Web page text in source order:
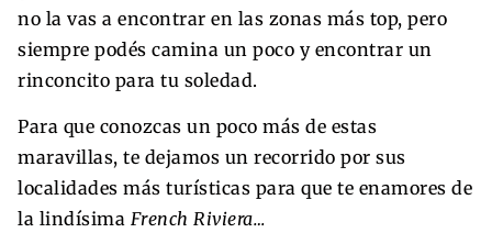
no la vas a encontrar en las zonas más top, pero
siempre podés camina un poco y encontrar un
rinconcito para tu soledad.
Para que conozcas un poco más de estas
maravillas, te dejamos un recorrido por sus
localidades más turísticas para que te enamores de
la lindísima French Riviera…